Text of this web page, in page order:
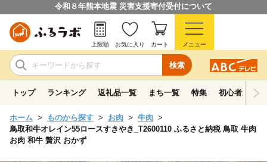
令和８年熊本地震 災害支援寄付受付について
検索
上限額 お気に入り カート メニュー
トップ ランキング 返礼品一覧 まち一覧 特集 初心者ガイド
ホーム ものから探す お肉
牛肉
鳥取和牛オレイン55ロースすきやき_T2600110 ふるさと納税 鳥取 牛肉
お肉 和牛 贅沢 おかず